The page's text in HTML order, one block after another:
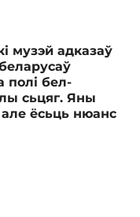
музэй адказаў
полі бел-
сьцяг. Яны
ёсьць нюанс